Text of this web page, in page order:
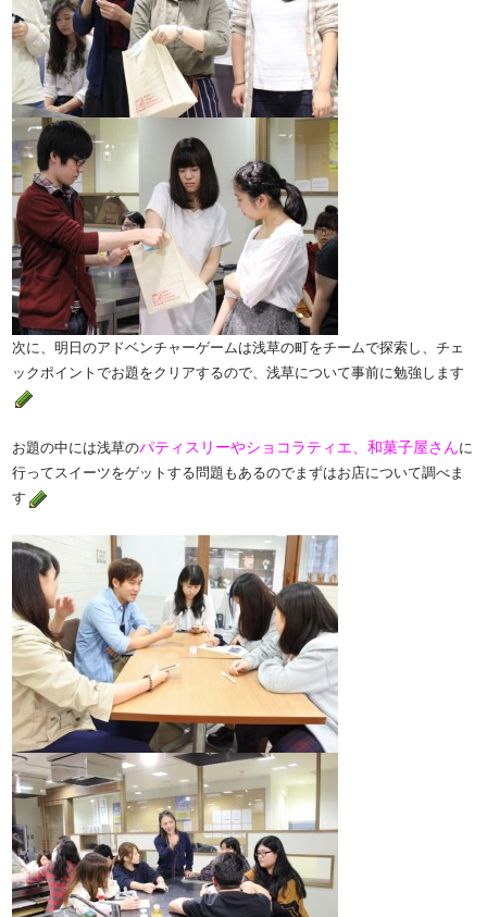
次に、明日のアドベンチャーゲームは浅草の町をチームで探索し、チェ
ックポイントでお題をクリアするので、浅草について事前に勉強します
お題の中には浅草のパティスリーやショコラティエ、和菓子屋さんに
行ってスイーツをゲットする問題もあるのでまずはお店について調べま
す